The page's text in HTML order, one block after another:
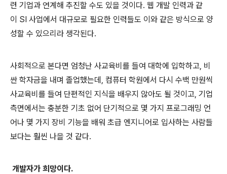
련 기업과 연계해 추진할 수도 있을 것이다. 웹 개발 인력과 같
이 SI 사업에서 대규모로 필요한 인력들도 이와 같은 방식으로 양
성할 수 있으리라 생각된다.
사회적으로 본다면 엄청난 사교육비를 들여 대학에 입학하고, 비
싼 학자금을 내며 졸업했는데 , 컴퓨터 학원에서 다시 수백 만원씩
사교육비를 들여 단편적인 지식을 배우지 않아도 될 것이고, 기업
측면에서는 충분한 기초 없어 단기적으로 몇 가지 프로그래밍 언
어나 몇 가지 장비 기능을 배워 초급 엔지니어로 입사하는 사람들
보다는 훨씬 나을 것 같다.
개발자가 희망이다.